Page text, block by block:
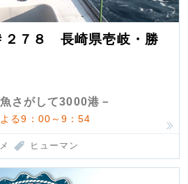
２７８ 長崎県壱岐・勝
さがして3000港－
る9：00～9：54
ヒューマン